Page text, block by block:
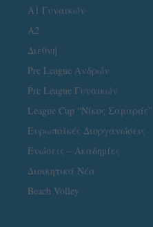
Α1 Γυναικών
A2
Διεθνή
Pre League Ανδρών
Pre League Γυναικών
League Cup “Νίκος Σαμαράς”
Ευρωπαϊκές Διοργανώσεις
Ενώσεις – Ακαδημίες
Διοικητικά Νέα
Beach Volley